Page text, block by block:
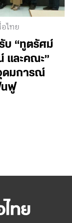
ไทย
บ “ทูตรัศม์
และคณะ”
ดมการณ์
นฟู